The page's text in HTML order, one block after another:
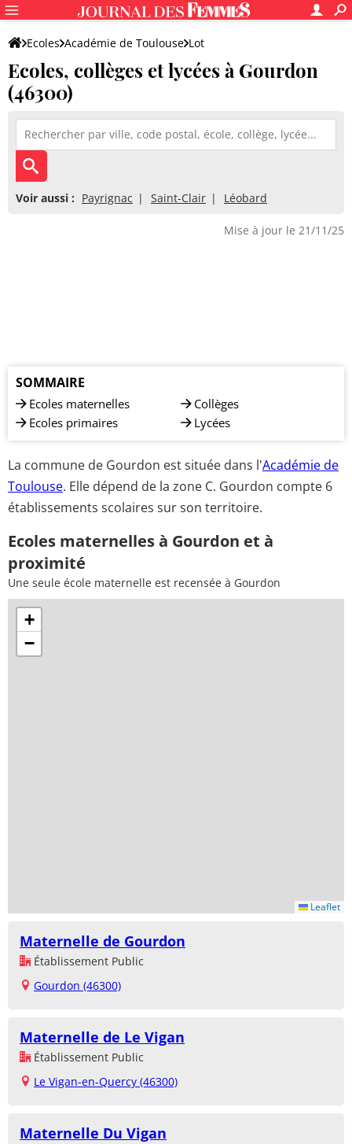
Ecoles Académie de Toulouse Lot
Ecoles, collèges et lycées à Gourdon
(46300)
Voir aussi : Payrignac Saint-Clair Léobard
Mise à jour le 21/11/25
SOMMAIRE
Ecoles maternelles
Ecoles primaires
Collèges
Lycées
La commune de Gourdon est située dans l'Académie de
Toulouse. Elle dépend de la zone C. Gourdon compte 6
établissements scolaires sur son territoire.
Ecoles maternelles à Gourdon et à
proximité
Une seule école maternelle est recensée à Gourdon
+
−
Leaflet
Maternelle de Gourdon
Établissement Public
Gourdon (46300)
Maternelle de Le Vigan
Établissement Public
Le Vigan-en-Quercy (46300)
Maternelle Du Vigan